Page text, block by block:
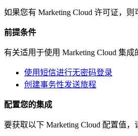
如果您有 Marketing Cloud 许可证，
前提条件
有关适用于使用 Marketing Cloud 集
使用短信进行无密码登录
创建事务性发送旅程
配置您的集成
要获取以下 Marketing Cloud 配置值，